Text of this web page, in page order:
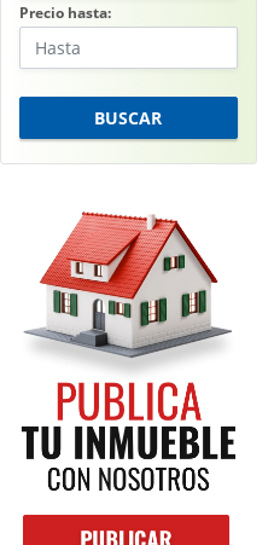
Precio hasta:
BUSCAR